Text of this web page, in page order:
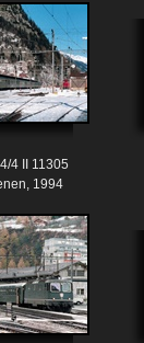
4 II 11305
1994